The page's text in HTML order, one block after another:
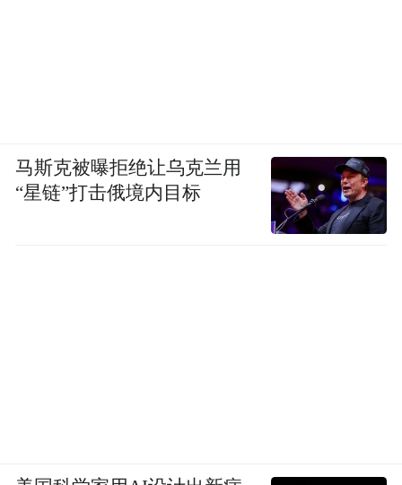
马斯克被曝拒绝让乌克兰用
“星链”打击俄境内目标